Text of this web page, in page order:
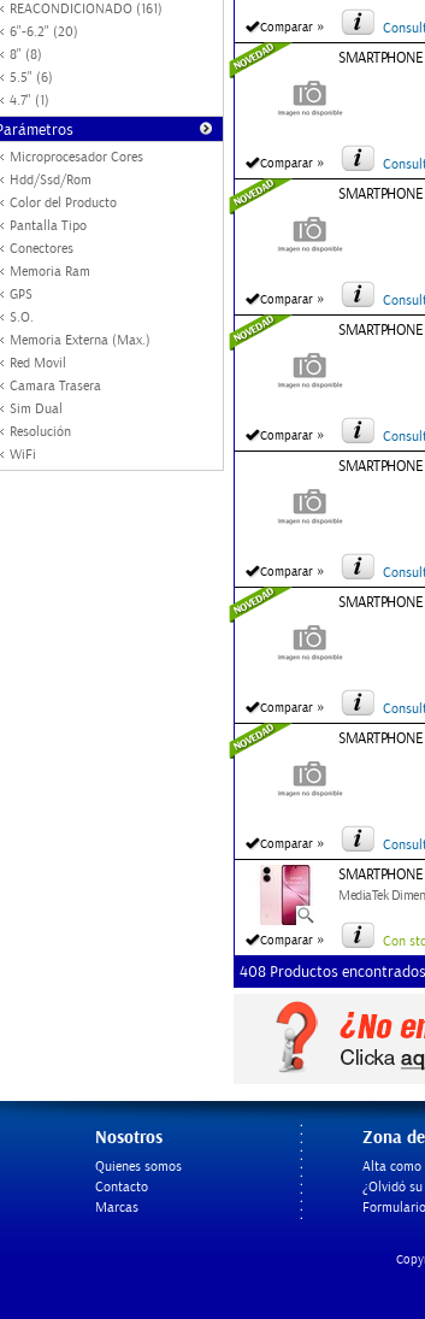
REACONDICIONADO (161)
6"-6.2" (20)
8" (8)
5.5" (6)
4.7" (1)
Microprocesador Cores
Hdd/Ssd/Rom
Color del Producto
Pantalla Tipo
Conectores
Memoria Ram
GPS
S.O.
Memoria Externa (Max.)
Red Movil
Camara Trasera
Sim Dual
Resolución
WiFi
Comparar »
Comparar »
Comparar »
Comparar »
Comparar »
Comparar »
Comparar »
Comparar »
MediaTek
Con
408 Productos encontrados
Nosotros
Quienes somos
Contacto
Marcas
Zona
Alta como
¿Olvidó